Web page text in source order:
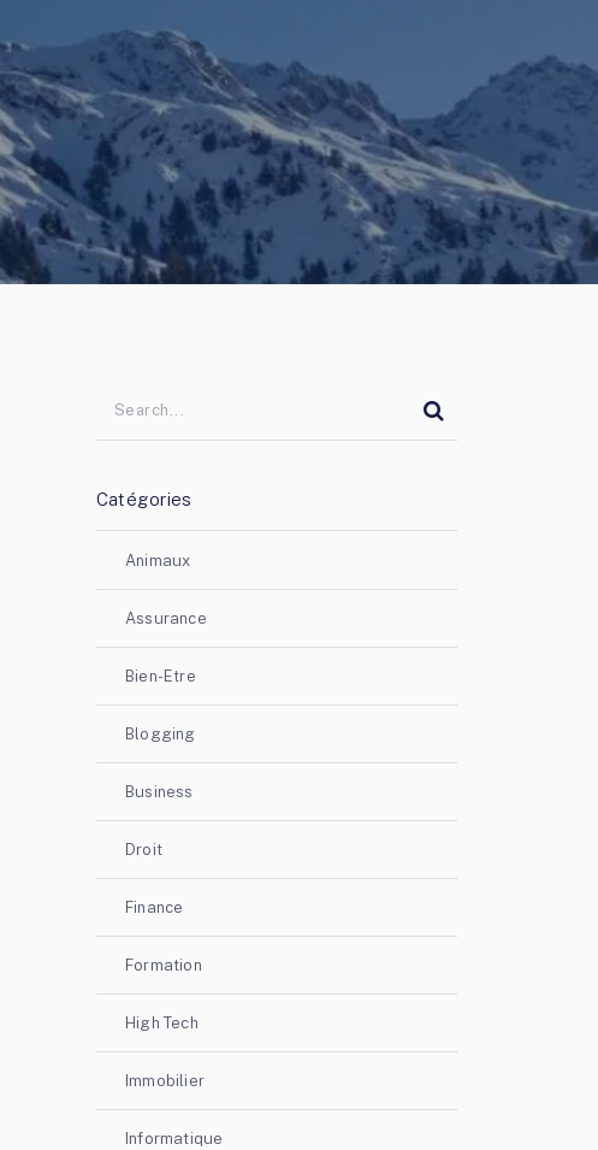
Catégories
Animaux
Assurance
Bien-Etre
Blogging
Business
Droit
Finance
Formation
High Tech
Immobilier
Informatique